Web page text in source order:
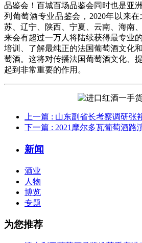
品鉴会！百城百场品鉴会同时也是亚
列葡萄酒专业品鉴会，2020年以来
苏、辽宁、陕西、宁夏、云南、海南
来会有超过一万人将陆续获得最专业
培训、了解最纯正的法国葡萄酒文化
萄酒。这将对传播法国葡萄酒文化、
起到非常重要的作用。
上一篇 : 山东副省长考察调研张
下一篇 : 2021摩尔多瓦葡萄酒路
新闻
酒业
人物
博览
专题
为您推荐